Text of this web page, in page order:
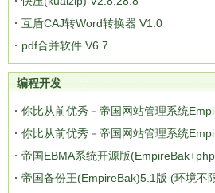
互盾CAJ转Word转换器 V1.0
pdf合并软件 V6.7
编程开发
你比从前优秀－帝国网站管理系统
你比从前优秀－帝国网站管理系统
帝国EBMA系统开源版
帝国备份王(EmpireBak)5.1版 (环境不